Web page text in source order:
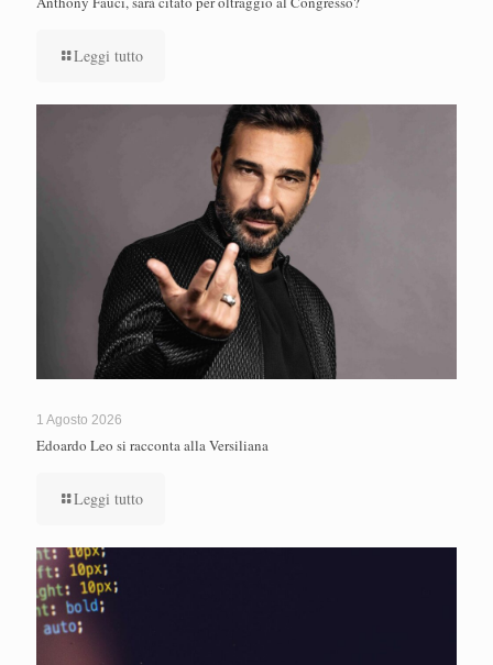
Leggi tutto
1 Agosto 2026
Edoardo Leo si racconta alla Versiliana
Leggi tutto